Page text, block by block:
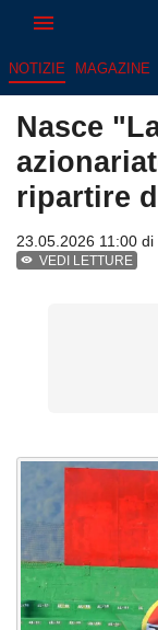
NOTIZIE MAGAZINE
Nasce
ripartire
23.05.2026 11:00 di
VEDI LETTURE